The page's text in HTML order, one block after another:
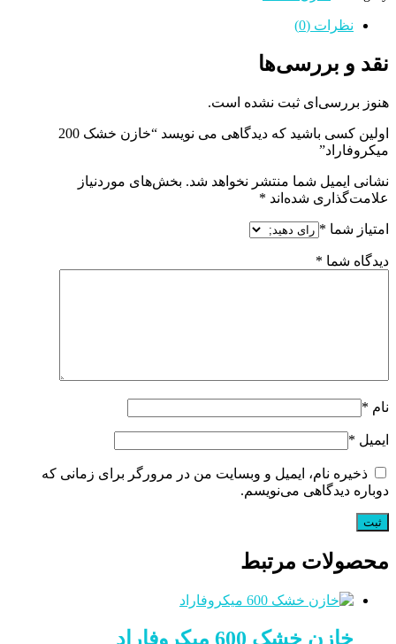
نظرات (0)
نقد و بررسی‌ها
هنوز بررسی‌ای ثبت نشده است.
اولین کسی باشید که دیدگاهی می نویسد “خازن خشک 200
میکروفاراد”
نشانی ایمیل شما منتشر نخواهد شد. بخش‌های موردنیاز
علامت‌گذاری شده‌اند *
امتیاز شما *
دیدگاه شما *
نام *
ایمیل *
ذخیره نام، ایمیل و وبسایت من در مرورگر برای زمانی که
دوباره دیدگاهی می‌نویسم.
محصولات مرتبط
خازن خشک 600 میکروفاراد